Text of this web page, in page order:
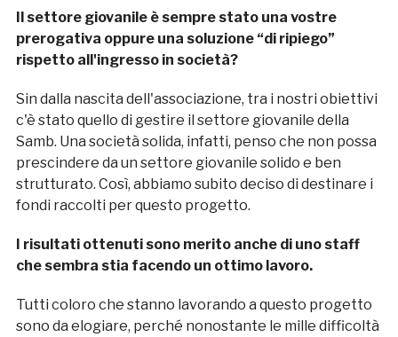
Il settore giovanile è sempre stato una vostre
prerogativa oppure una soluzione “di ripiego”
rispetto all'ingresso in società?
Sin dalla nascita dell'associazione, tra i nostri obiettivi
c'è stato quello di gestire il settore giovanile della
Samb. Una società solida, infatti, penso che non possa
prescindere da un settore giovanile solido e ben
strutturato. Così, abbiamo subito deciso di destinare i
fondi raccolti per questo progetto.
I risultati ottenuti sono merito anche di uno staff
che sembra stia facendo un ottimo lavoro.
Tutti coloro che stanno lavorando a questo progetto
sono da elogiare, perché nonostante le mille difficoltà